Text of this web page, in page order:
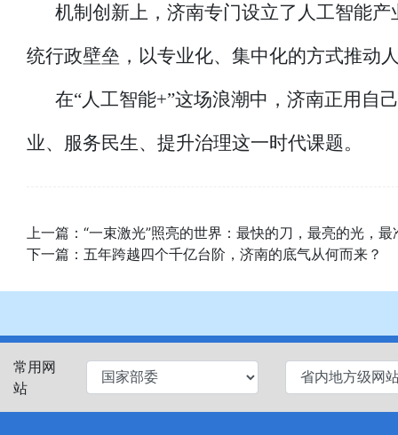
机制创新上，济南专门设立了人工智能
统行政壁垒，以专业化、集中化的方式推动
在“人工智能+”这场浪潮中，济南正用自
业、服务民生、提升治理这一时代课题。
上一篇： “一束激光”照亮的世界：最快的刀，最亮的光，最
下一篇： 五年跨越四个千亿台阶，济南的底气从何而来？
常用网
站